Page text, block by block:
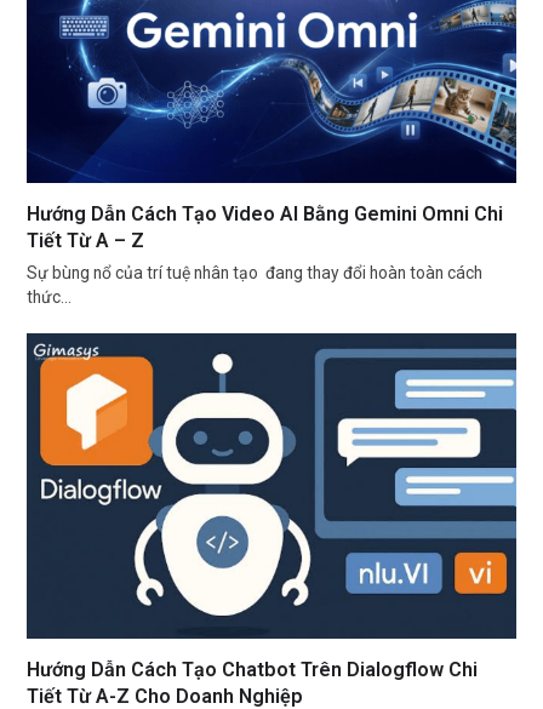
Hướng Dẫn Cách Tạo Video AI Bằng Gemini Omni Chi
Tiết Từ A – Z
Sự bùng nổ của trí tuệ nhân tạo đang thay đổi hoàn toàn cách
thức…
Hướng Dẫn Cách Tạo Chatbot Trên Dialogflow Chi
Tiết Từ A-Z Cho Doanh Nghiệp